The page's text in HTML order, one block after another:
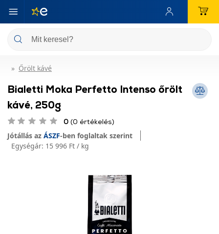
Őrölt kávé
Bialetti Moka Perfetto Intenso őrölt
kávé, 250g
0 (0 értékelés)
Jótállás az ÁSZF-ben foglaltak szerint
Egységár: 15 996 Ft / kg